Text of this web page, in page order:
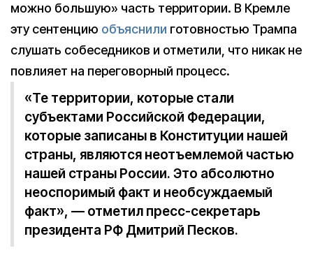
можно большую» часть территории. В Кремле
эту сентенцию объяснили готовностью Трампа
слушать собеседников и отметили, что никак не
повлияет на переговорный процесс.
«Те территории, которые стали
субъектами Российской Федерации,
которые записаны в Конституции нашей
страны, являются неотъемлемой частью
нашей страны России. Это абсолютно
неоспоримый факт и необсуждаемый
факт», — отметил пресс-секретарь
президента РФ Дмитрий Песков.